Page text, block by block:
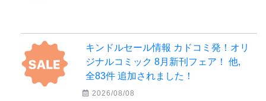
キンドルセール情報 カドコミ発！オリ
ジナルコミック 8月新刊フェア！ 他,
全83件 追加されました！
2026/08/08